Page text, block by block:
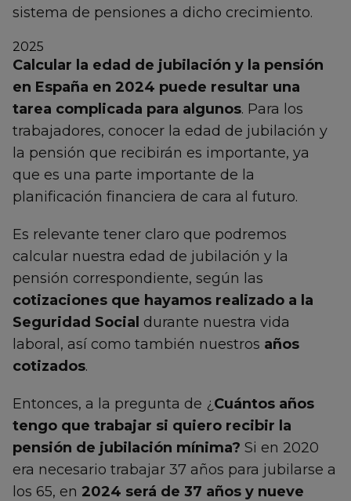
sistema de pensiones a dicho crecimiento.
2025
Calcular la edad de jubilación y la pensión
en España en 2024 puede resultar una
tarea complicada para algunos. Para los
trabajadores, conocer la edad de jubilación y
la pensión que recibirán es importante, ya
que es una parte importante de la
planificación financiera de cara al futuro.
Es relevante tener claro que podremos
calcular nuestra edad de jubilación y la
pensión correspondiente, según las
cotizaciones que hayamos realizado a la
Seguridad Social durante nuestra vida
laboral, así como también nuestros años
cotizados.
Entonces, a la pregunta de ¿ Cuántos años
tengo que trabajar si quiero recibir la
pensión de jubilación mínima? Si en 2020
era necesario trabajar 37 años para jubilarse a
los 65, en 2024 será de 37 años y nueve